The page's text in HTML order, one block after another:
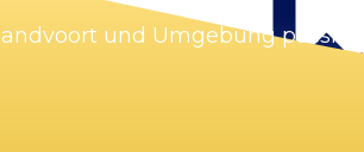
und Umgebung passiert.